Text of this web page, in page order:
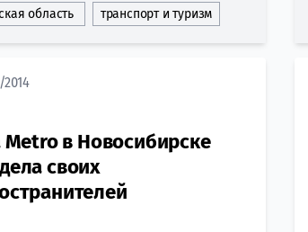
область транспорт и туризм
Metro в Новосибирске
своих